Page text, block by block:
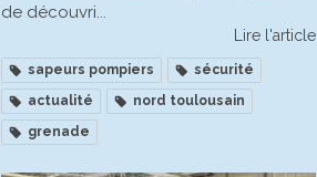
de découvri...
Lire l'article
sapeurs pompiers
sécurité
actualité
nord toulousain
grenade